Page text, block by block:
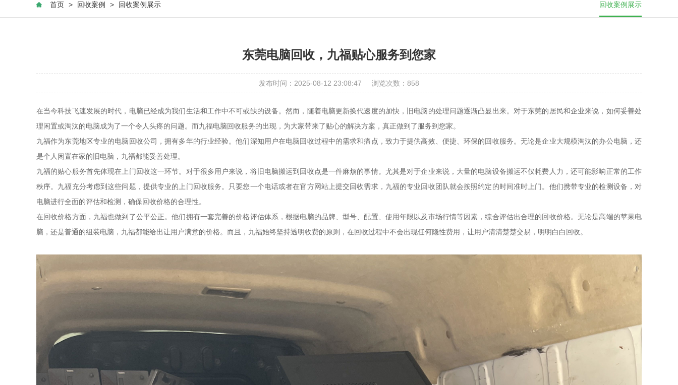
首页 > 回收案例 > 回收案例展示 回收案例展示
东莞电脑回收，九福贴心服务到您家
发布时间：2025-08-12 23:08:47 浏览次数： 858
在当今科技飞速发展的时代，电脑已经成为我们生活和工作中不可或缺的设备。然而，随着电脑更新换代速度的加快，旧电脑的处理问题逐渐凸显出来。对于东莞的居民和企业来说，如何妥善处
理闲置或淘汰的电脑成为了一个令人头疼的问题。而九福电脑回收服务的出现，为大家带来了贴心的解决方案，真正做到了服务到您家。
九福作为东莞地区专业的电脑回收公司，拥有多年的行业经验。他们深知用户在电脑回收过程中的需求和痛点，致力于提供高效、便捷、环保的回收服务。无论是企业大规模淘汰的办公电脑，还
是个人闲置在家的旧电脑，九福都能妥善处理。
九福的贴心服务首先体现在上门回收这一环节。对于很多用户来说，将旧电脑搬运到回收点是一件麻烦的事情。尤其是对于企业来说，大量的电脑设备搬运不仅耗费人力，还可能影响正常的工作
秩序。九福充分考虑到这些问题，提供专业的上门回收服务。只要您一个电话或者在官方网站上提交回收需求，九福的专业回收团队就会按照约定的时间准时上门。他们携带专业的检测设备，对
电脑进行全面的评估和检测，确保回收价格的合理性。
在回收价格方面，九福也做到了公平公正。他们拥有一套完善的价格评估体系，根据电脑的品牌、型号、配置、使用年限以及市场行情等因素，综合评估出合理的回收价格。无论是高端的苹果电
脑，还是普通的组装电脑，九福都能给出让用户满意的价格。而且，九福始终坚持透明收费的原则，在回收过程中不会出现任何隐性费用，让用户清清楚楚交易，明明白白回收。